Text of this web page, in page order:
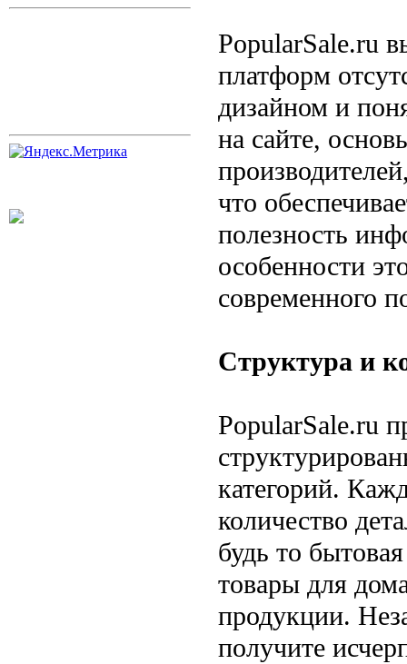
PopularSale.ru
платформ
дизайном и
на сайте,
что
полезность
особенности
современного
Структура и
PopularSale.ru
категорий.
количество
будь то
товары для
продукции.
получите